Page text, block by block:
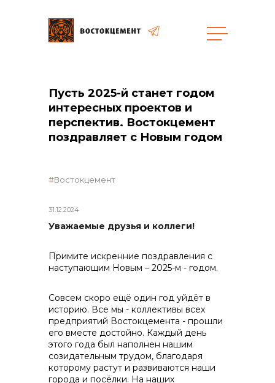
Объекты
общая информация
объявленные закупки
реализация неликвидов
контакты отдела закупок
Контакты
Пусть 2025-й станет годом
интересных проектов и
перспектив. Востокцемент
поздравляет с Новым годом
31.12.2024
Востокцемент
Уважаемые друзья и коллеги!
Примите искренние поздравления с
наступающим Новым – 2025-м - годом.
Совсем скоро ещё один год уйдёт в
историю. Все мы - коллективы всех
предприятий Востокцемента - прошли
его вместе достойно. Каждый день
этого года был наполнен нашим
созидательным трудом, благодаря
которому растут и развиваются наши
города и посёлки. На наших